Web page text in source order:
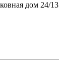
дом 24/13